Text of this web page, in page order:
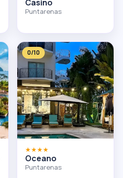
Casino
Puntarenas
0/10
★★★★
Oceano
Puntarenas